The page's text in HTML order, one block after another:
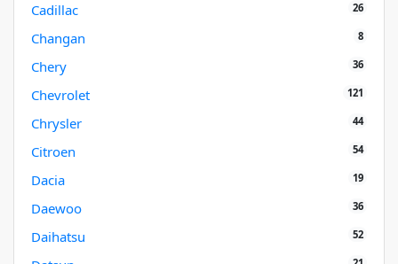
Cadillac 26
Changan 8
Chery 36
Chevrolet 121
Chrysler 44
Citroen 54
Dacia 19
Daewoo 36
Daihatsu 52